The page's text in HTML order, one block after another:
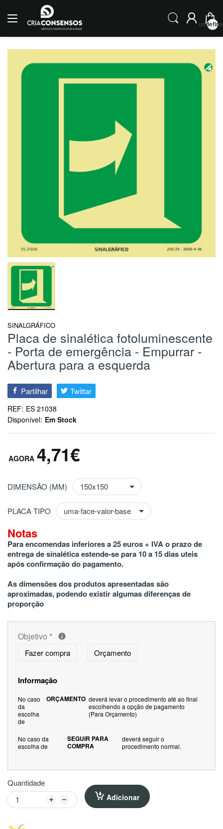
SINALGRÁFICO
Placa de sinalética fotoluminescente
- Porta de emergência - Empurrar -
Abertura para a esquerda
Partilhar Twittar
REF: ES 21038
Disponível: Em Stock
4,71€
DIMENSÃO (MM)
PLACA TIPO
Notas
Para encomendas inferiores a 25 euros + IVA o prazo de
entrega de sinalética estende-se para 10 a 15 dias uteis
após confirmação do pagamento.
As dimensões dos produtos apresentadas são
aproximadas, podendo existir algumas diferenças de
proporção
Objetivo *
Fazer compra Orçamento
Informação
No caso
da
escolha
de
ORÇAMENTO deverá levar o procedimento até ao final
escolhendo a opção de pagamento
(Para Orçamento)
No caso da
escolha de
SEGUIR PARA
COMPRA
deverá seguir o
procedimento normal.
Quantidade
Adicionar